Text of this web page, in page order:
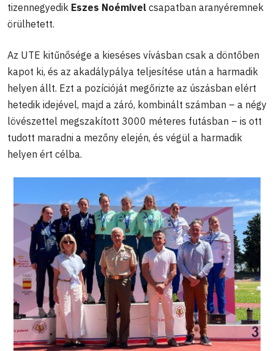
tizennegyedik Eszes Noémivel csapatban aranyéremnek
örülhetett.
Az UTE kitűnősége a kieséses vívásban csak a döntőben
kapot ki, és az akadálypálya teljesítése után a harmadik
helyen állt. Ezt a pozícióját megőrizte az úszásban elért
hetedik idejével, majd a záró, kombinált számban – a négy
lövészettel megszakított 3000 méteres futásban – is ott
tudott maradni a mezőny elején, és végül a harmadik
helyen ért célba.